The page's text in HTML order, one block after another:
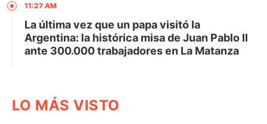
11:27 AM
La última vez que un papa visitó la
Argentina: la histórica misa de Juan Pablo II
ante 300.000 trabajadores en La Matanza
LO MÁS VISTO